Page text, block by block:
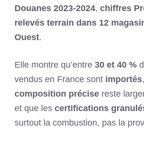
Douanes 2023-2024, chiffres
relevés terrain dans 12
Ouest.
Elle montre qu’entre 30 et 40 %
vendus en France sont importés
composition précise reste
et que les certifications
surtout la combustion, pas la